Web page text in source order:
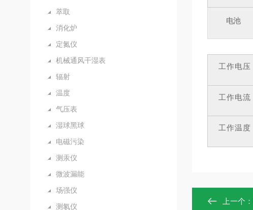
萃取
消化炉
定氮仪
机械通风干湿表
辐射
温度
气压表
湿球黑球
电磁污染
测汞仪
微波漏能
场强仪
测氡仪
电池
工作电压
工作电流
工作温度
上一个：